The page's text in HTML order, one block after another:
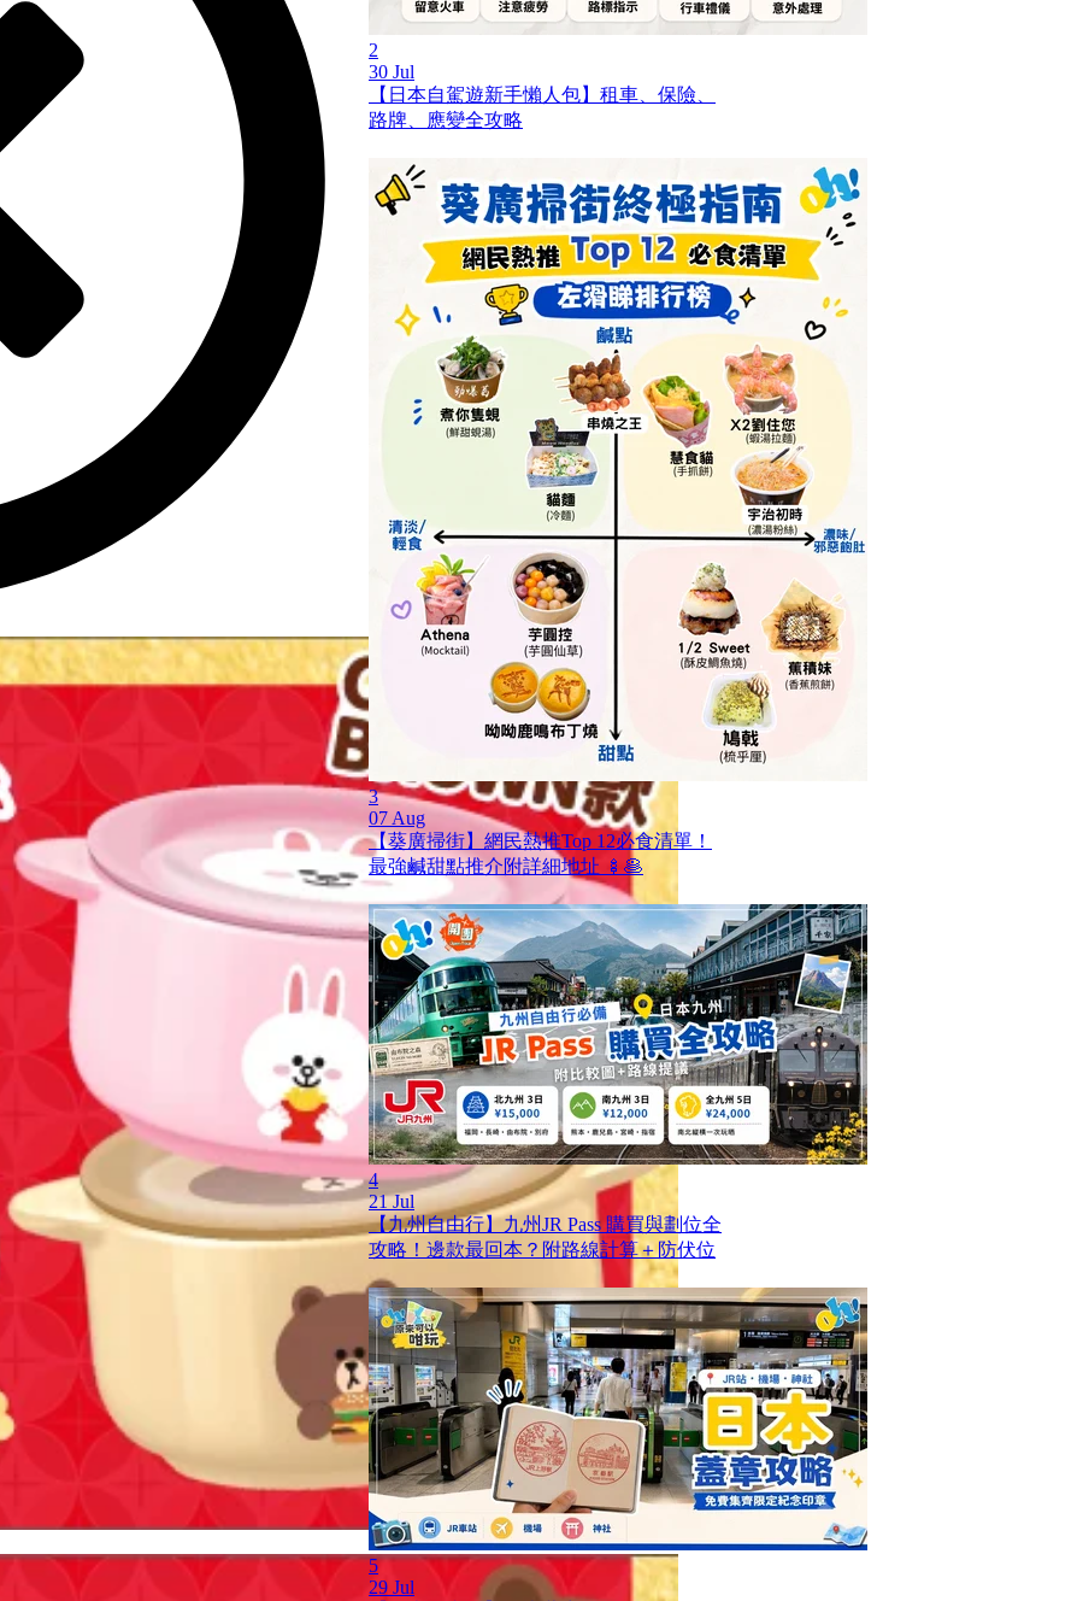
2
30 Jul
【日本自駕遊新手懶人包】租車、保險、
路牌、應變全攻略
3
07 Aug
【葵廣掃街】網民熱推Top 12必食清單！
最強鹹甜點推介附詳細地址 🍢🥞
4
21 Jul
【九州自由行】九州JR Pass 購買與劃位全
攻略！邊款最回本？附路線計算＋防伏位
5
29 Jul